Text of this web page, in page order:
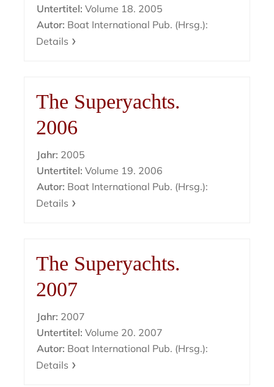
Untertitel: Volume 18. 2005
Autor: Boat International Pub. (Hrsg.):
Details
The Superyachts.
2006
Jahr: 2005
Untertitel: Volume 19. 2006
Autor: Boat International Pub. (Hrsg.):
Details
The Superyachts.
2007
Jahr: 2007
Untertitel: Volume 20. 2007
Autor: Boat International Pub. (Hrsg.):
Details